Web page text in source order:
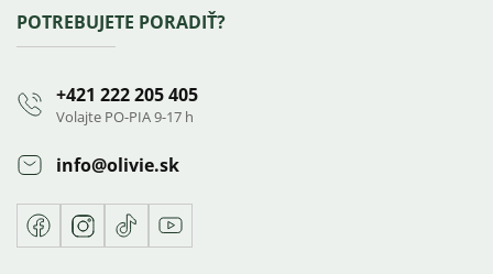
Zápätie
POTREBUJETE PORADIŤ?
+421 222 205 405
Volajte PO-PIA 9-17 h
info@olivie.sk
FacebookInstagram
TikTokYoutube